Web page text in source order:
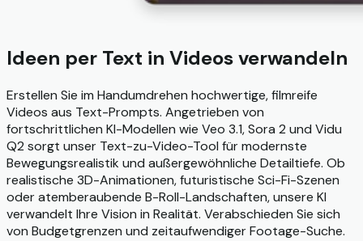
Ideen per Text in Videos verwandeln
Erstellen Sie im Handumdrehen hochwertige, filmreife
Videos aus Text-Prompts. Angetrieben von
fortschrittlichen KI-Modellen wie Veo 3.1, Sora 2 und Vidu
Q2 sorgt unser Text-zu-Video-Tool für modernste
Bewegungsrealistik und außergewöhnliche Detailtiefe. Ob
realistische 3D-Animationen, futuristische Sci-Fi-Szenen
oder atemberaubende B-Roll-Landschaften, unsere KI
verwandelt Ihre Vision in Realität. Verabschieden Sie sich
von Budgetgrenzen und zeitaufwendiger Footage-Suche.